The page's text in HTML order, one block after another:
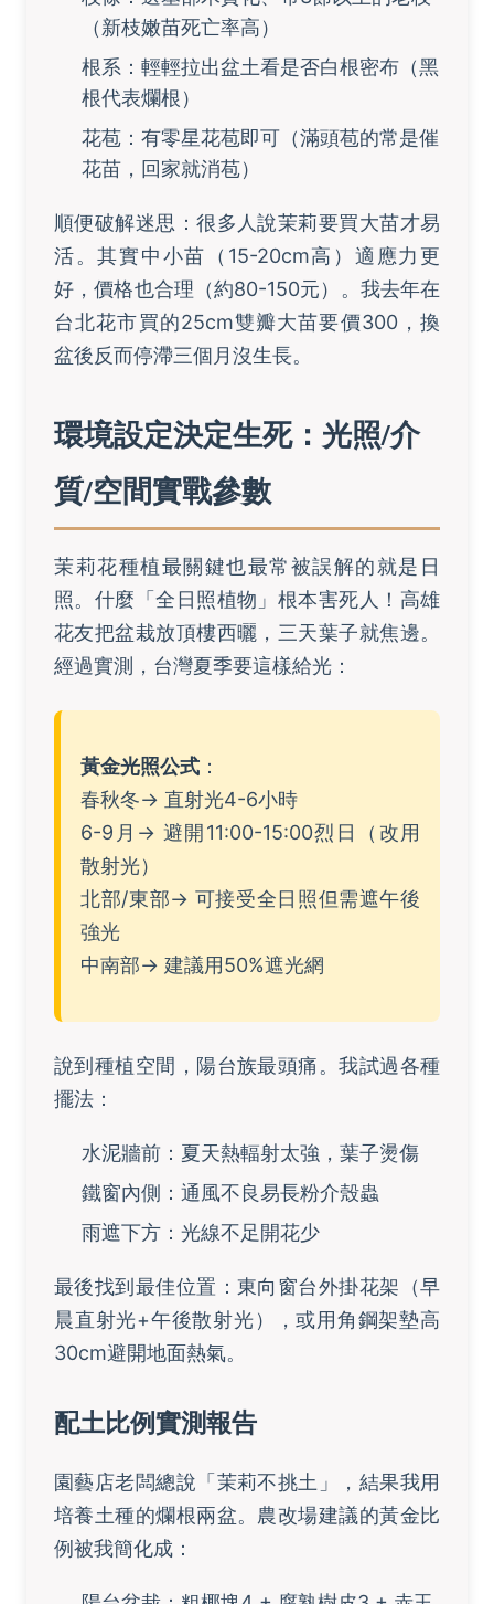
（新枝嫩苗死亡率高）
根系：輕輕拉出盆土看是否白根密布（黑
根代表爛根）
花苞：有零星花苞即可（滿頭苞的常是催
花苗，回家就消苞）
順便破解迷思：很多人說茉莉要買大苗才易
活。其實中小苗（15-20cm高）適應力更
好，價格也合理（約80-150元）。我去年在
台北花市買的25cm雙瓣大苗要價300，換
盆後反而停滯三個月沒生長。
環境設定決定生死：光照/介
質/空間實戰參數
茉莉花種植最關鍵也最常被誤解的就是日
照。什麼「全日照植物」根本害死人！高雄
花友把盆栽放頂樓西曬，三天葉子就焦邊。
經過實測，台灣夏季要這樣給光：
黃金光照公式 ：
春秋冬→ 直射光4-6小時
6-9月→ 避開11:00-15:00烈日（改用
散射光）
北部/東部→ 可接受全日照但需遮午後
強光
中南部→ 建議用50%遮光網
說到種植空間，陽台族最頭痛。我試過各種
擺法：
水泥牆前：夏天熱輻射太強，葉子燙傷
鐵窗內側：通風不良易長粉介殼蟲
雨遮下方：光線不足開花少
最後找到最佳位置：東向窗台外掛花架（早
晨直射光+午後散射光），或用角鋼架墊高
30cm避開地面熱氣。
配土比例實測報告
園藝店老闆總說「茉莉不挑土」，結果我用
培養土種的爛根兩盆。農改場建議的黃金比
例被我簡化成：